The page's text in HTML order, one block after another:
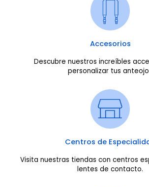
Accesorios
Descubre nuestros increíbles
personalizar tus
Centros de
Visita nuestras tiendas con centros
lentes de contacto.